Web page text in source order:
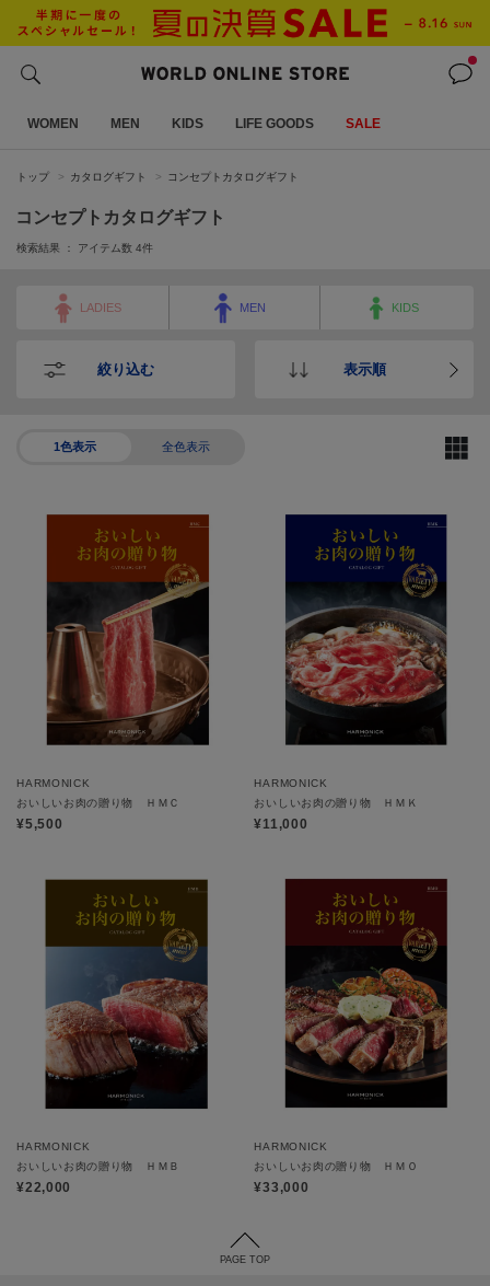
WOMEN MEN KIDS LIFE GOODS SALE
トップ カタログギフト コンセプトカタログギフト
コンセプトカタログギフト
検索結果 ： アイテム数 4件
LADIES MEN KIDS
絞り込む 表示順
1色表示 全色表示
HARMONICK
おいしいお肉の贈り物 ＨＭＣ
¥5,500
HARMONICK
おいしいお肉の贈り物 ＨＭＫ
¥11,000
HARMONICK
おいしいお肉の贈り物 ＨＭＢ
¥22,000
HARMONICK
おいしいお肉の贈り物 ＨＭＯ
¥33,000
PAGE TOP